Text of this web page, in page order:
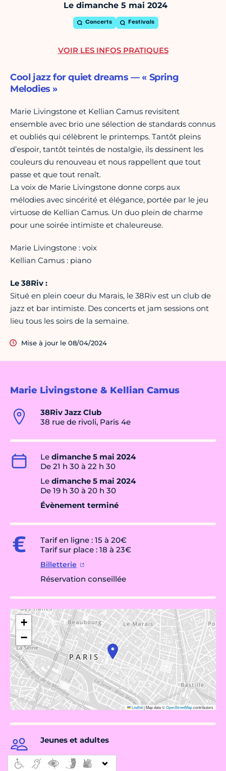
Le dimanche 5 mai 2024
Concerts Festivals
Marie Livingstone & Kellian Camus
38Riv Jazz Club
38 rue de rivoli, Paris 4e
Le dimanche 5 mai 2024
De 21 h 30 à 22 h 30
Le dimanche 5 mai 2024
De 19 h 30 à 20 h 30
Évènement terminé
Tarif en ligne : 15 à 20€
Tarif sur place : 18 à 23€
Billetterie
Réservation conseillée
+
−
Leaflet|Map data ©OpenStreetMapcontributors
Jeunes et adultes
Cool jazz for quiet dreams — « Spring
Melodies »
Marie Livingstone et Kellian Camus revisitent
ensemble avec brio une sélection de standards connus
et oubliés qui célèbrent le printemps. Tantôt pleins
d’espoir, tantôt teintés de nostalgie, ils dessinent les
couleurs du renouveau et nous rappellent que tout
passe et que tout renaît.
La voix de Marie Livingstone donne corps aux
mélodies avec sincérité et élégance, portée par le jeu
virtuose de Kellian Camus. Un duo plein de charme
pour une soirée intimiste et chaleureuse.
Marie Livingstone : voix
Kellian Camus : piano
Le 38Riv :
Situé en plein coeur du Marais, le 38Riv est un club de
jazz et bar intimiste. Des concerts et jam sessions ont
lieu tous les soirs de la semaine.
Mise à jour le 08/04/2024
VOIR LES INFOS PRATIQUES